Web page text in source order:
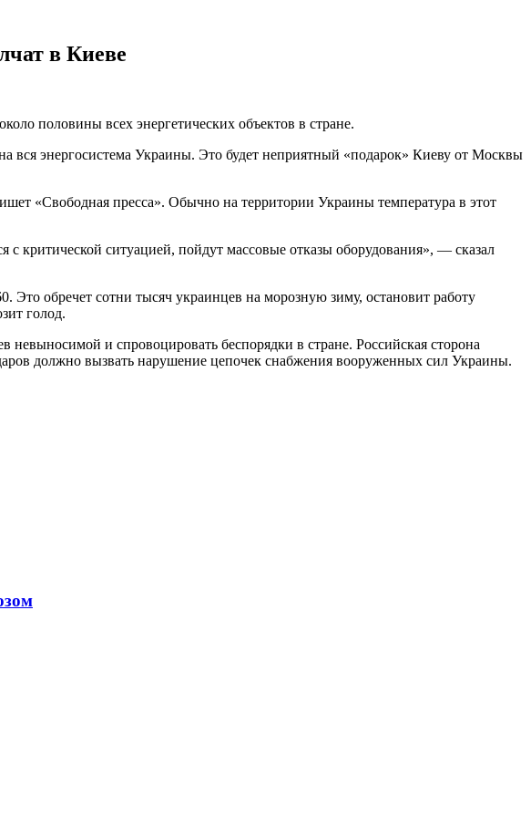
в Киеве
половины всех энергетических объектов в стране.
вся энергосистема Украины. Это будет неприятный «подарок» Киеву от Москвы
«Свободная пресса». Обычно на территории Украины температура в этот
с критической ситуацией, пойдут массовые отказы оборудования», — сказал
Это обречет сотни тысяч украинцев на морозную зиму, остановит работу
голод.
и спровоцировать беспорядки в стране. Российская сторона
должно вызвать нарушение цепочек снабжения вооруженных сил Украины.